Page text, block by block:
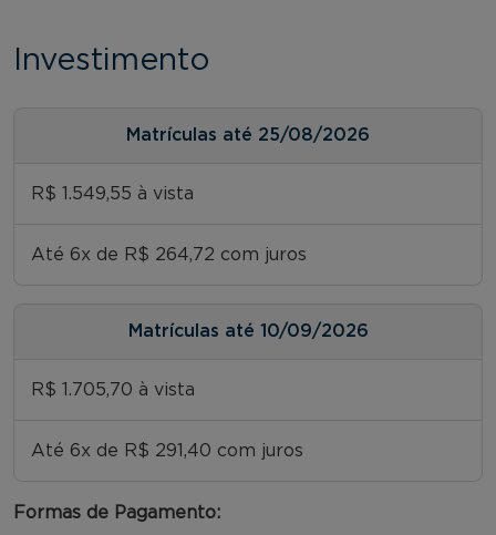
Investimento
Matrículas até 25/08/2026
R$ 1.549,55 à vista
Até 6x de R$ 264,72 com juros
Matrículas até 10/09/2026
R$ 1.705,70 à vista
Até 6x de R$ 291,40 com juros
Formas de Pagamento: